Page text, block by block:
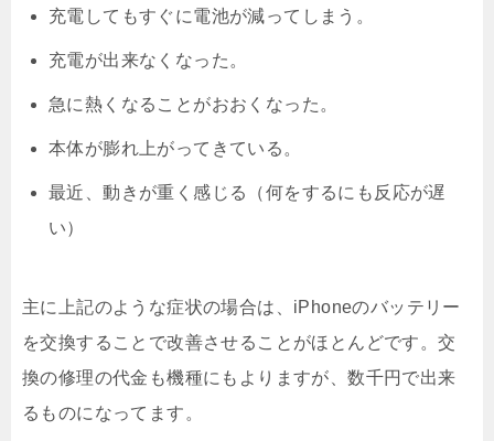
充電してもすぐに電池が減ってしまう。
充電が出来なくなった。
急に熱くなることがおおくなった。
本体が膨れ上がってきている。
最近、動きが重く感じる（何をするにも反応が遅
い）
主に上記のような症状の場合は、iPhoneのバッテリー
を交換することで改善させることがほとんどです。交
換の修理の代金も機種にもよりますが、数千円で出来
るものになってます。